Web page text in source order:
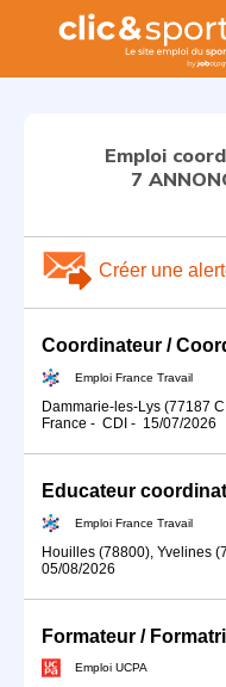
Emploi
7
Créer une
Emploi France Travail
Dammarie-les-Lys (77187
France - CDI - 15/07/2026
Educateur
Emploi France Travail
Houilles (78800), Yvelines
05/08/2026
Emploi UCPA